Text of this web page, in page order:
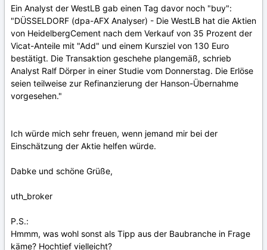
Ein Analyst der WestLB gab einen Tag davor noch "buy":
"DÜSSELDORF (dpa-AFX Analyser) - Die WestLB hat die Aktien
von HeidelbergCement nach dem Verkauf von 35 Prozent der
Vicat-Anteile mit "Add" und einem Kursziel von 130 Euro
bestätigt. Die Transaktion geschehe plangemäß, schrieb
Analyst Ralf Dörper in einer Studie vom Donnerstag. Die Erlöse
seien teilweise zur Refinanzierung der Hanson-Übernahme
vorgesehen."
Ich würde mich sehr freuen, wenn jemand mir bei der
Einschätzung der Aktie helfen würde.
Dabke und schöne Grüße,
uth_broker
P.S.:
Hmmm, was wohl sonst als Tipp aus der Baubranche in Frage
käme? Hochtief vielleicht?